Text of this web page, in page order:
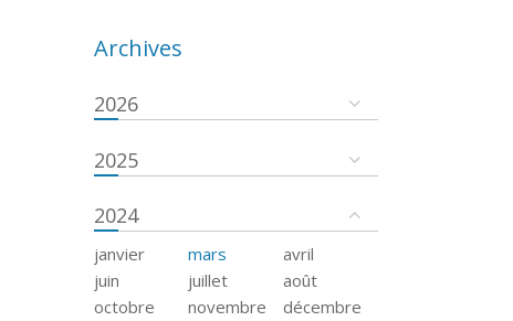
Archives
2026
2025
2024
janvier mars
avril
juin
juillet
août
octobre
novembre décembre